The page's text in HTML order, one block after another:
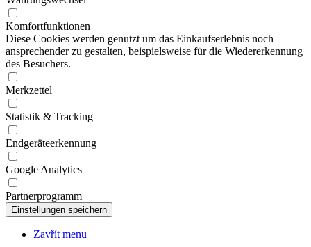
Komfortfunktionen
Diese Cookies werden genutzt um das Einkaufserlebnis noch
ansprechender zu gestalten, beispielsweise für die Wiedererkennung
des Besuchers.
Merkzettel
Statistik & Tracking
Endgeräteerkennung
Google Analytics
Partnerprogramm
Zavřít menu
CZE